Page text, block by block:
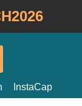
InstaCap